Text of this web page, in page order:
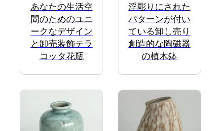
あなたの生活空
間のためのユニ
ークなデザイン
と卸売装飾テラ
コッタ花瓶
浮彫りにされた
パターンが付い
ている卸し売り
創造的な陶磁器
の植木鉢